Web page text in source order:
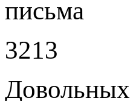
письма
3213
Довольных